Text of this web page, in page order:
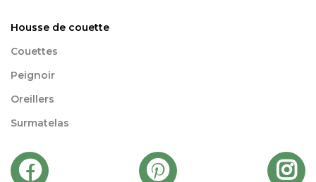
Housse de couette
Couettes
Peignoir
Oreillers
Surmatelas